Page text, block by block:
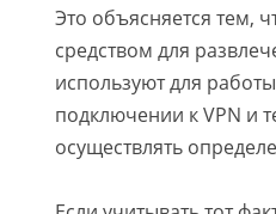
Это объясняется тем,
средством для
используют для
подключении к VPN и
осуществлять